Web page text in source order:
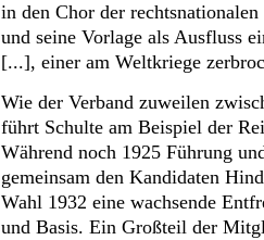
in den Chor der
und seine Vorlage als Ausfluss
[...], einer am Weltkriege
Wie der Verband zuweilen
führt Schulte am Beispiel der
Während noch 1925 Führung
gemeinsam den Kandidaten
Wahl 1932 eine wachsende
und Basis. Ein Großteil der